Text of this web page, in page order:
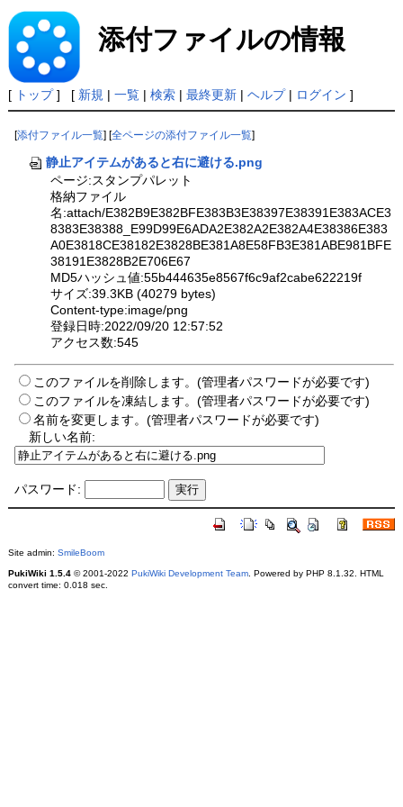
添付ファイルの情報
[ トップ] [ 新規 | 一覧| 検索| 最終更新| ヘルプ| ログイン ]
[添付ファイル一覧] [全ページの添付ファイル一覧]
静止アイテムがあると右に避ける.png
ページ:スタンプパレット
格納ファイル
名:attach/E382B9E382BFE383B3E38397E38391E383ACE3
8383E38388_E99D99E6ADA2E382A2E382A4E38386E383
A0E3818CE38182E3828BE381A8E58FB3E381ABE981BFE
38191E3828B2E706E67
MD5ハッシュ値:55b444635e8567f6c9af2cabe622219f
サイズ:39.3KB (40279 bytes)
Content-type:image/png
登録日時:2022/09/20 12:57:52
アクセス数:545
このファイルを削除します。(管理者パスワードが必要です)
このファイルを凍結します。(管理者パスワードが必要です)
名前を変更します。(管理者パスワードが必要です)
新しい名前:
パスワード:
Site admin: SmileBoom
PukiWiki 1.5.4© 2001-2022 PukiWiki Development Team. Powered by PHP 8.1.32. HTML
convert time: 0.018 sec.